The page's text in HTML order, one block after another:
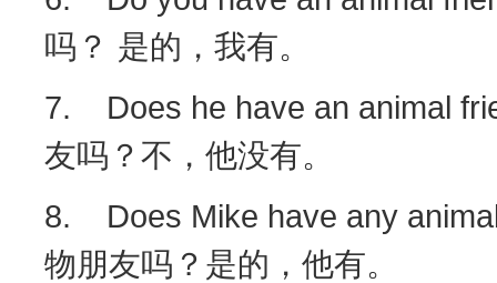
吗？ 是的，我有。
7. Does he have an animal
友吗？不，他没有。
8. Does Mike have any
物朋友吗？是的，他有。